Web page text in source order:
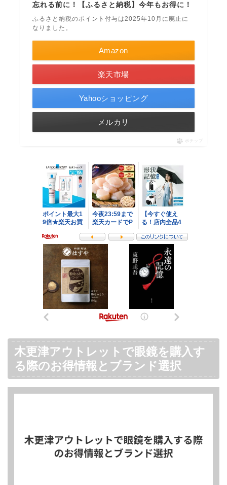
忘れる前に！【ふるさと納税】今年もお得に！
ふるさと納税のポイント付与は2025年10月に廃止に
なりました。
Amazon
楽天市場
Yahooショッピング
メルカリ
ポチップ
木更津アウトレットで眼鏡を購入す
る際のお得情報とブランド選択